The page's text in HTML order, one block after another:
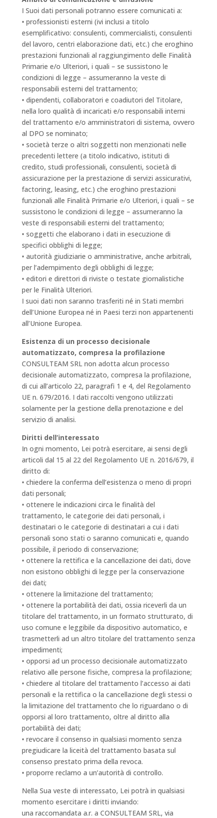
I Suoi dati personali potranno essere comunicati a:
• professionisti esterni (ivi inclusi a titolo
esemplificativo: consulenti, commercialisti, consulenti
del lavoro, centri elaborazione dati, etc.) che eroghino
prestazioni funzionali al raggiungimento delle Finalità
Primarie e/o Ulteriori, i quali – se sussistono le
condizioni di legge – assumeranno la veste di
responsabili esterni del trattamento;
• dipendenti, collaboratori e coadiutori del Titolare,
nella loro qualità di incaricati e/o responsabili interni
del trattamento e/o amministratori di sistema, ovvero
al DPO se nominato;
• società terze o altri soggetti non menzionati nelle
precedenti lettere (a titolo indicativo, istituti di
credito, studi professionali, consulenti, società di
assicurazione per la prestazione di servizi assicurativi,
factoring, leasing, etc.) che eroghino prestazioni
funzionali alle Finalità Primarie e/o Ulteriori, i quali – se
sussistono le condizioni di legge – assumeranno la
veste di responsabili esterni del trattamento;
• soggetti che elaborano i dati in esecuzione di
specifici obblighi di legge;
• autorità giudiziarie o amministrative, anche arbitrali,
per l’adempimento degli obblighi di legge;
• editori e direttori di riviste o testate giornalistiche
per le Finalità Ulteriori.
I suoi dati non saranno trasferiti né in Stati membri
dell’Unione Europea né in Paesi terzi non appartenenti
all’Unione Europea.
Esistenza di un processo decisionale
automatizzato, compresa la profilazione
CONSULTEAM SRL non adotta alcun processo
decisionale automatizzato, compresa la profilazione,
di cui all’articolo 22, paragrafi 1 e 4, del Regolamento
UE n. 679/2016. I dati raccolti vengono utilizzati
solamente per la gestione della prenotazione e del
servizio di analisi.
Diritti dell’interessato
In ogni momento, Lei potrà esercitare, ai sensi degli
articoli dal 15 al 22 del Regolamento UE n. 2016/679, il
diritto di:
• chiedere la conferma dell’esistenza o meno di propri
dati personali;
• ottenere le indicazioni circa le finalità del
trattamento, le categorie dei dati personali, i
destinatari o le categorie di destinatari a cui i dati
personali sono stati o saranno comunicati e, quando
possibile, il periodo di conservazione;
• ottenere la rettifica e la cancellazione dei dati, dove
non esistono obblighi di legge per la conservazione
dei dati;
• ottenere la limitazione del trattamento;
• ottenere la portabilità dei dati, ossia riceverli da un
titolare del trattamento, in un formato strutturato, di
uso comune e leggibile da dispositivo automatico, e
trasmetterli ad un altro titolare del trattamento senza
impedimenti;
• opporsi ad un processo decisionale automatizzato
relativo alle persone fisiche, compresa la profilazione;
• chiedere al titolare del trattamento l’accesso ai dati
personali e la rettifica o la cancellazione degli stessi o
la limitazione del trattamento che lo riguardano o di
opporsi al loro trattamento, oltre al diritto alla
portabilità dei dati;
• revocare il consenso in qualsiasi momento senza
pregiudicare la liceità del trattamento basata sul
consenso prestato prima della revoca.
• proporre reclamo a un’autorità di controllo.
Nella Sua veste di interessato, Lei potrà in qualsiasi
momento esercitare i diritti inviando:
una raccomandata a.r. a CONSULTEAM SRL, via